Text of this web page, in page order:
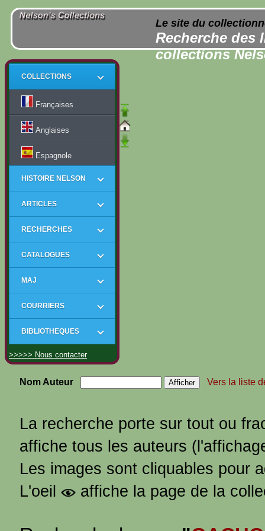
Le site du
Recherche des
collections
COLLECTIONS
Françaises
Anglaises
Espagnole
HISTOIRE NELSON
ARTICLES
RECHERCHES
CATALOGUES
MAJ
COURRIERS
BIBLIOTHEQUES
>>>>> Nous contacter
Nom Auteur Vers la liste
La recherche porte sur tout ou
affiche tous les auteurs
Les images sont cliquables pour
L'oeil
affiche la page de la